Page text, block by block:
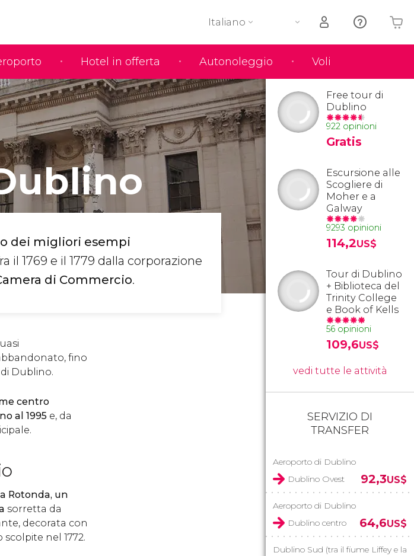
Hotel in offerta Autonoleggio Voli
Italiano
Il tuo carrello è vuoto
dei migliori esempi
il 1769 e il 1779 dalla corporazione
di Commercio.
fino
Dublino.
centro
al 1995 e, da
la Rotonda, un
sorretta da
decorata con
nel 1772.
Free tour di
Dublino
922 opinioni
Gratis
Escursione alle
Scogliere di
Moher e a
Galway
9293 opinioni
114,2US$
Tour di Dublino
+ Biblioteca del
Trinity College
e Book of Kells
56 opinioni
109,6US$
vedi tutte le attività
SERVIZIO DI
TRANSFER
Aeroporto di Dublino
Dublino Ovest
92,3US$
Aeroporto di Dublino
Dublino centro
64,6US$
Dublino Sud (tra il fiume Liffey e la